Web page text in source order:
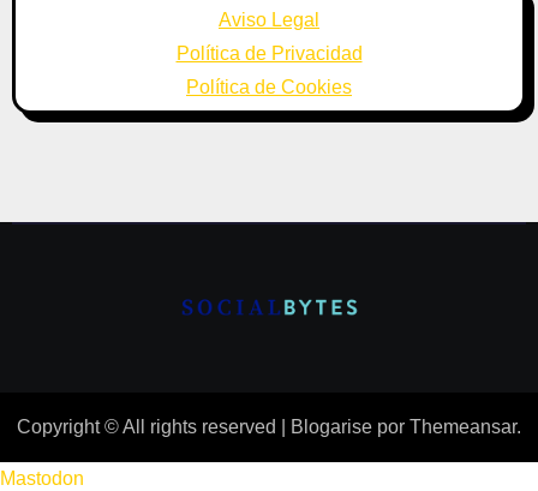
Aviso Legal
Política de Privacidad
Política de Cookies
Copyright © All rights reserved Blogarise por Themeansar.
Mastodon